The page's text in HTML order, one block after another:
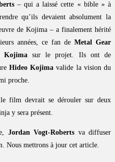
– qui a laissé cette « bible » à
qu’ils devaient absolument la
de Kojima – a finalement hérité
années, ce fan de Metal Gear
Kojimasur le projet. Ils ont de
Hideo Kojima valide la vision du
proche.
le film devrait se dérouler sur deux
y sera présent.
Jordan Vogt-Roberts va diffuser
Nous mettrons à jour cet article.